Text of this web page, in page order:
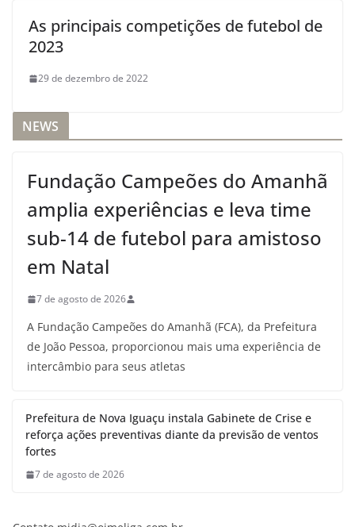
As principais competições de futebol de
2023
29 de dezembro de 2022
NEWS
Fundação Campeões do Amanhã
amplia experiências e leva time
sub-14 de futebol para amistoso
em Natal
7 de agosto de 2026
A Fundação Campeões do Amanhã (FCA), da Prefeitura
de João Pessoa, proporcionou mais uma experiência de
intercâmbio para seus atletas
Prefeitura de Nova Iguaçu instala Gabinete de Crise e
reforça ações preventivas diante da previsão de ventos
fortes
7 de agosto de 2026